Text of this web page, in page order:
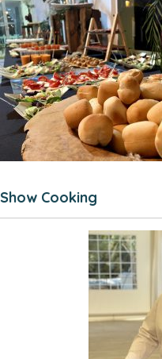
Show Cooking